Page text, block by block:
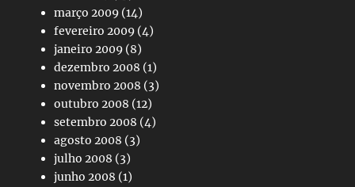
março 2009 (14)
fevereiro 2009 (4)
janeiro 2009 (8)
dezembro 2008 (1)
novembro 2008 (3)
outubro 2008 (12)
setembro 2008 (4)
agosto 2008 (3)
julho 2008 (3)
junho 2008 (1)